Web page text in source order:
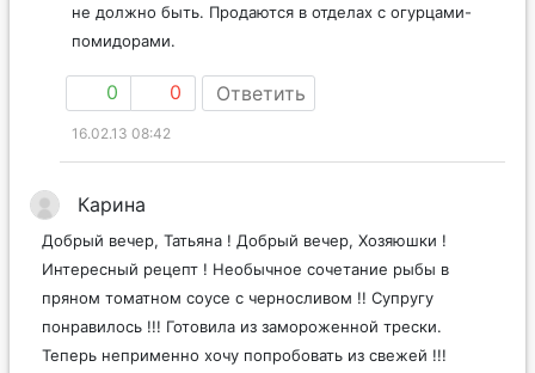
не должно быть. Продаются в отделах с огурцами-
помидорами.
0 0 Ответить
16.02.13 08:42
Карина
Добрый вечер, Татьяна ! Добрый вечер, Хозяюшки !
Интересный рецепт ! Необычное сочетание рыбы в
пряном томатном соусе с черносливом !! Супругу
понравилось !!! Готовила из замороженной трески.
Теперь неприменно хочу попробовать из свежей !!!